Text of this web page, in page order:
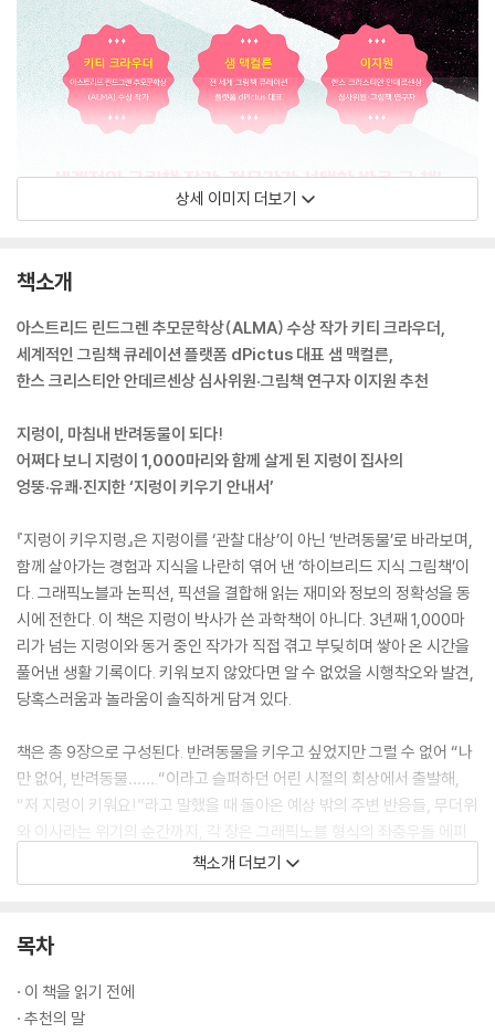
상세 이미지 더보기
책소개
아스트리드 린드그렌 추모문학상(ALMA) 수상 작가 키티 크라우더,
세계적인 그림책 큐레이션 플랫폼 dPictus 대표 샘 맥컬른,
한스 크리스티안 안데르센상 심사위원·그림책 연구자 이지원 추천
지렁이, 마침내 반려동물이 되다!
어쩌다 보니 지렁이 1,000마리와 함께 살게 된 지렁이 집사의
엉뚱·유쾌·진지한 ‘지렁이 키우기 안내서’
『지렁이 키우지렁』은 지렁이를 ‘관찰 대상’이 아닌 ‘반려동물’로 바라보며,
함께 살아가는 경험과 지식을 나란히 엮어 낸 ‘하이브리드 지식 그림책’이
다. 그래픽노블과 논픽션, 픽션을 결합해 읽는 재미와 정보의 정확성을 동
시에 전한다. 이 책은 지렁이 박사가 쓴 과학책이 아니다. 3년째 1,000마
리가 넘는 지렁이와 동거 중인 작가가 직접 겪고 부딪히며 쌓아 온 시간을
풀어낸 생활 기록이다. 키워 보지 않았다면 알 수 없었을 시행착오와 발견,
당혹스러움과 놀라움이 솔직하게 담겨 있다.
책은 총 9장으로 구성된다. 반려동물을 키우고 싶었지만 그럴 수 없어 “나
만 없어, 반려동물…….“이라고 슬퍼하던 어린 시절의 회상에서 출발해,
“저 지렁이 키워요!”라고 말했을 때 돌아온 예상 밖의 주변 반응들, 무더위
와 이사라는 위기의 순간까지, 각 장은 그래픽노블 형식의 좌충우돌 에피
소드로 시작해 독자의 웃음을 이끌어 낸다. 이어지는 정보 페이지에서는
지렁이의 몸 구조와 먹이, 사육 환경과 점검 방법, 도구의 종류와 사용법,
힌 생활 밀착형 노하우를 제공한다. 각 장의 말미에는 말 없는 지렁이의 속
선으로 환기된다.
책소개 더보기
목차
· 이 책을 읽기 전에
· 추천의 말